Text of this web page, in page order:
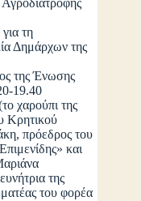
τη
Δημάρχων της
της Ένωσης
19.40
χαρούπι της
Κρητικού
πρόεδρος του
και
της
του φορέα